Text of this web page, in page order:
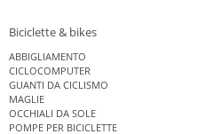
Biciclette & bikes
ABBIGLIAMENTO
CICLOCOMPUTER
GUANTI DA CICLISMO
MAGLIE
OCCHIALI DA SOLE
POMPE PER BICICLETTE